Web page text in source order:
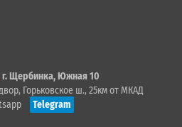
г. Щербинка, Южная 10
Горьковское ш., 25км от МКАД
Telegram